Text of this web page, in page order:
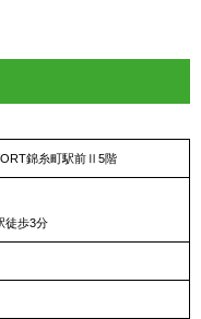
錦糸町駅前Ⅱ5階
徒歩3分